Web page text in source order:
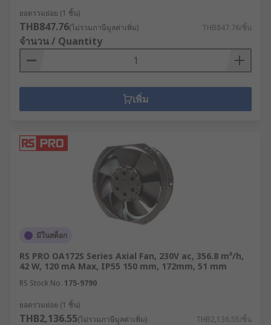
ยอดรวมย่อย (1 ชิ้น)
THB847.76(ไม่รวมภาษีมูลค่าเพิ่ม) THB847.76/ชิ้น
จำนวน / Quantity
เพิ่ม
มีในสต็อก
RS PRO OA172S Series Axial Fan, 230V ac, 356.8 m³/h,
42 W, 120 mA Max, IP55 150 mm, 172mm, 51 mm
RS Stock No. 175-9790
ยอดรวมย่อย (1 ชิ้น)
THB2,136.55(ไม่รวมภาษีมูลค่าเพิ่ม) THB2,136.55/ชิ้น